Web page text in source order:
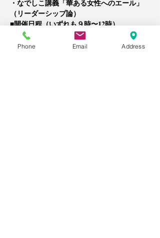
・なでしこ講義「華ある女性へのエール」
（リーダーシップ論）
■開催日程（いずれも９時〜12時）
2023年1月29日（日）
2023年2月12日（日）
Phone Email Address